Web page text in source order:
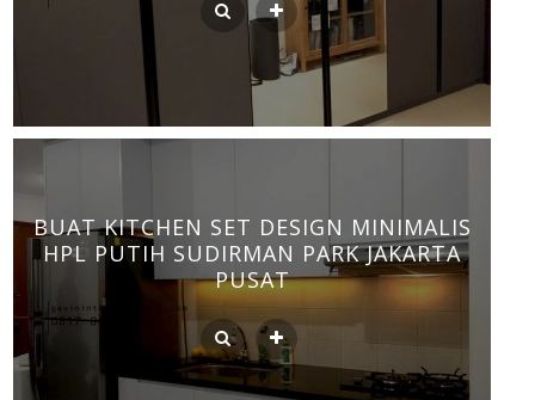
BUAT KITCHEN SET DESIGN MINIMALIS
HPL PUTIH SUDIRMAN PARK JAKARTA
PUSAT